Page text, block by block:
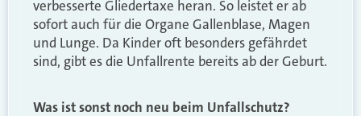
verbesserte Gliedertaxe heran. So leistet er ab
sofort auch für die Organe Gallenblase, Magen
und Lunge. Da Kinder oft besonders gefährdet
sind, gibt es die Unfallrente bereits ab der Geburt.
Was ist sonst noch neu beim Unfallschutz?